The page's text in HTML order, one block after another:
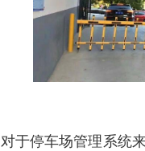
对于停车场管理系统